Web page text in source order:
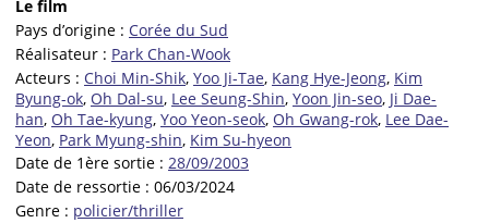
Le film
Pays d’origine : Corée du Sud
Réalisateur : Park Chan-Wook
Acteurs : Choi Min-Shik, Yoo Ji-Tae, Kang Hye-Jeong, Kim
Byung-ok, Oh Dal-su, Lee Seung-Shin, Yoon Jin-seo, Ji Dae-
han, Oh Tae-kyung, Yoo Yeon-seok, Oh Gwang-rok, Lee Dae-
Yeon, Park Myung-shin, Kim Su-hyeon
Date de 1ère sortie : 28/09/2003
Date de ressortie : 06/03/2024
Genre : policier/thriller